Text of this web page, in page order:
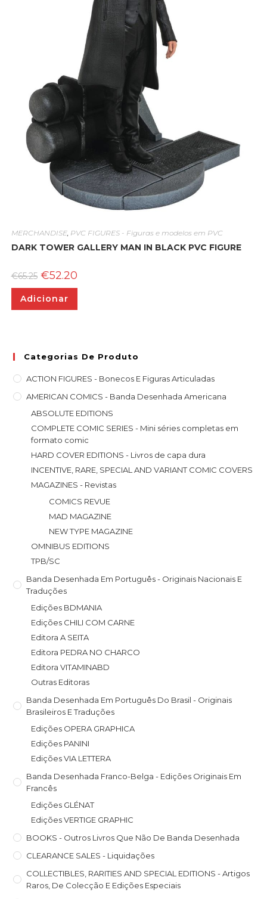
MERCHANDISE, PVC FIGURES - Figuras e modelos em PVC
DARK TOWER GALLERY MAN IN BLACK PVC FIGURE
€65.25 O
preço
original
era:
€52.20O
atual
Adicionar
Categorias De Produto
ACTION FIGURES - Bonecos E Figuras Articuladas
AMERICAN COMICS - Banda Desenhada Americana
ABSOLUTE EDITIONS
COMPLETE COMIC SERIES - Mini séries completas em
formato comic
HARD COVER EDITIONS - Livros de capa dura
INCENTIVE, RARE, SPECIAL AND VARIANT COMIC COVERS
MAGAZINES - Revistas
COMICS REVUE
MAD MAGAZINE
NEW TYPE MAGAZINE
OMNIBUS EDITIONS
TPB/SC
Banda Desenhada Em Português - Originais Nacionais E
Traduções
Edições BDMANIA
Edições CHILI COM CARNE
Editora A SEITA
Editora PEDRA NO CHARCO
Editora VITAMINABD
Outras Editoras
Banda Desenhada Em Português Do Brasil - Originais
Brasileiros E Traduções
Edições OPERA GRAPHICA
Edições PANINI
Edições VIA LETTERA
Banda Desenhada Franco-Belga - Edições Originais Em
Francês
Edições GLÉNAT
Edições VERTIGE GRAPHIC
BOOKS - Outros Livros Que Não De Banda Desenhada
CLEARANCE SALES - Liquidações
COLLECTIBLES, RARITIES AND SPECIAL EDITIONS - Artigos
Raros, De Colecção E Edições Especiais